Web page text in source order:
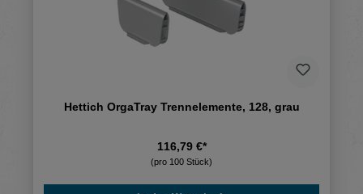
Hettich OrgaTray Trennelemente, 128, grau
116,79 €*
(pro 100 Stück)